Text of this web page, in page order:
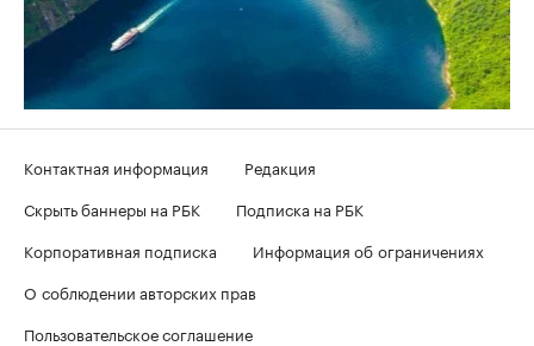
Контактная информация
Редакция
Скрыть баннеры на РБК
Подписка на РБК
Корпоративная подписка
Информация об ограничениях
О соблюдении авторских прав
Пользовательское соглашение